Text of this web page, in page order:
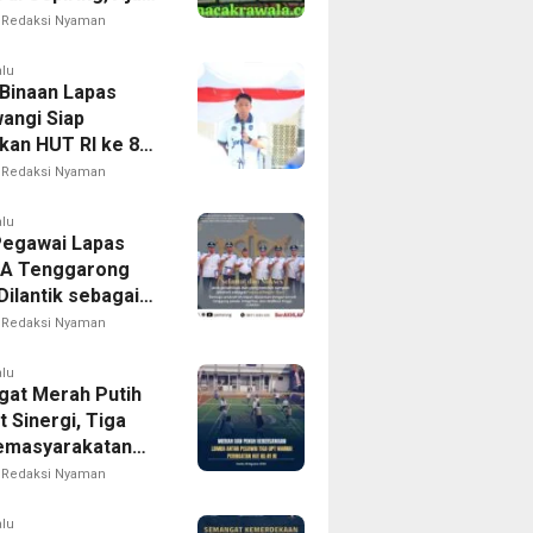
Fokus
Redaksi Nyaman
Lapas
Siap
HUT RI ke 81
Berbagai
Redaksi Nyaman
Lapas
Tenggarong
sebagai
Wujudkan
bagi
Redaksi Nyaman
Merah Putih
Sinergi, Tiga
Gelar
RI ke-81
Redaksi Nyaman